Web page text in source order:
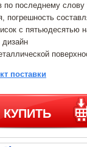
по последнему слову
погрешность
с пятьюдесятью
поставки
КУПИТЬ